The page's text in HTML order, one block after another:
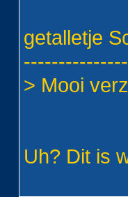
getalletje
> Mooi
Uh? Dit is